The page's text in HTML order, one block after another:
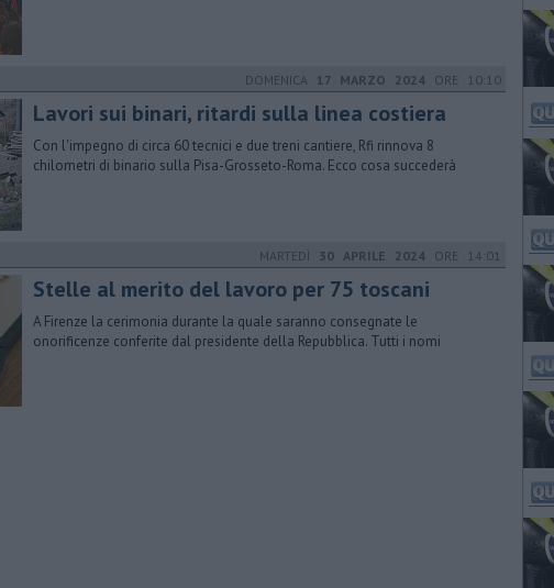
DOMENICA 17 MARZO 2024 ORE 10:10
Lavori sui binari, ritardi sulla linea costiera
Con l'impegno di circa 60 tecnici e due treni cantiere, Rfi rinnova 8
chilometri di binario sulla Pisa-Grosseto-Roma. Ecco cosa succederà
MARTEDÌ 30 APRILE 2024 ORE 14:01
Stelle al merito del lavoro per 75 toscani
A Firenze la cerimonia durante la quale saranno consegnate le
onorificenze conferite dal presidente della Repubblica. Tutti i nomi